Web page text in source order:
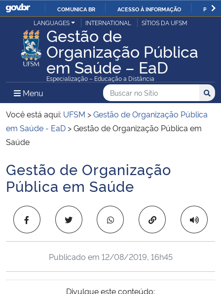
IR
PARA
O
CONTEÚDO
COMUNICA BR ACESSO À INFORMAÇÃO
Ministério da Justiça e Segurança Pública
Ministério da Defesa
Ministério das Relações Exteriores
Ministério da Economia
Ministério da Agricultura, Pecuária e Abastecimento
Ministério da Cidadania
Ministério da Saúde
Ministério de Minas e Energia
LANGUAGES INTERNATIONAL SÍTIOS DA UFSM
Gestão de
Organização Pública
em Saúde – EaD
Especialização – Educação a Distância
Menu Menu Principal do Sítio
Busca
Buscar no no Sítio
Busca:
Você está aqui: UFSM >Gestão de Organização Pública
em Saúde - EaD >Gestão de Organização Pública em
Saúde
Início do conteúdo
Gestão de Organização
Pública em Saúde
Copiar para área
Publicado em 12/08/2019, 16h45
Divulgue este conteúdo: